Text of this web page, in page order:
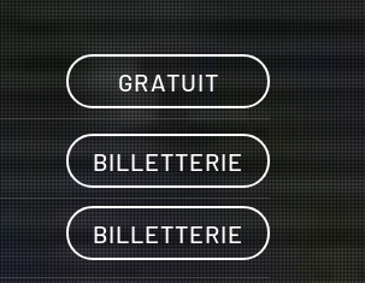
GRATUIT
BILLETTERIE
BILLETTERIE